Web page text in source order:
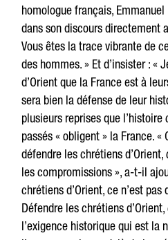
homologue français, Emmanuel
dans son discours directement
Vous êtes la trace vibrante de
des hommes. » Et d’insister : «
d’Orient que la France est à
sera bien la défense de leur
plusieurs reprises que
passés « obligent » la France.
défendre les chrétiens
les compromissions », a-t-il
chrétiens d’Orient, ce n’est
Défendre les chrétiens
l’exigence historique qui est la